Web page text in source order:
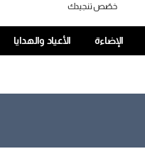
خصّص تنجيدك
الإضاءة الأعياد والهدايا